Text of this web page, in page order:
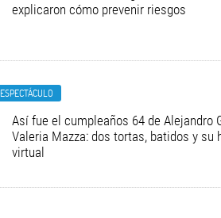
explicaron cómo prevenir riesgos
ESPECTÁCULO
Así fue el cumpleaños 64 de Alejandro
Valeria Mazza: dos tortas, batidos y su
virtual